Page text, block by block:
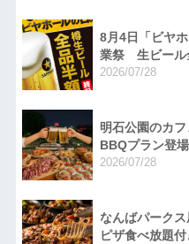
8月4日「ビヤ
業祭 生ビール
2026/07/28
明石公園のカ
BBQプラン登場
2026/07/28
なんばパーク
ピザ食べ放題